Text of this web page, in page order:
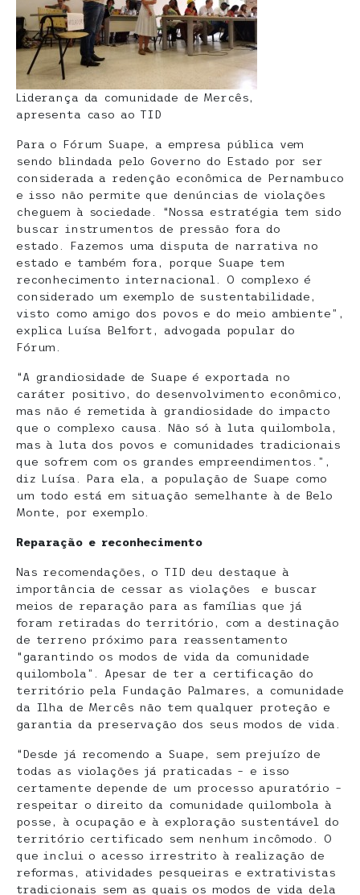
Liderança da comunidade de Mercês,
apresenta caso ao TID
Para o Fórum Suape, a empresa pública vem
sendo blindada pelo Governo do Estado por ser
considerada a redenção econômica de Pernambuco
e isso não permite que denúncias de violações
cheguem à sociedade. “Nossa estratégia tem sido
buscar instrumentos de pressão fora do
estado. Fazemos uma disputa de narrativa no
estado e também fora, porque Suape tem
reconhecimento internacional. O complexo é
considerado um exemplo de sustentabilidade,
visto como amigo dos povos e do meio ambiente”,
explica Luísa Belfort, advogada popular do
Fórum.
“A grandiosidade de Suape é exportada no
caráter positivo, do desenvolvimento econômico,
mas não é remetida à grandiosidade do impacto
que o complexo causa. Não só à luta quilombola,
mas à luta dos povos e comunidades tradicionais
que sofrem com os grandes empreendimentos.”,
diz Luísa. Para ela, a população de Suape como
um todo está em situação semelhante à de Belo
Monte, por exemplo.
Reparação e reconhecimento
Nas recomendações, o TID deu destaque à
importância de cessar as violações e buscar
meios de reparação para as famílias que já
foram retiradas do território, com a destinação
de terreno próximo para reassentamento
“garantindo os modos de vida da comunidade
quilombola”. Apesar de ter a certificação do
território pela Fundação Palmares, a comunidade
da Ilha de Mercês não tem qualquer proteção e
garantia da preservação dos seus modos de vida.
“Desde já recomendo a Suape, sem prejuízo de
todas as violações já praticadas – e isso
certamente depende de um processo apuratório –
respeitar o direito da comunidade quilombola à
posse, à ocupação e à exploração sustentável do
território certificado sem nenhum incômodo. O
que inclui o acesso irrestrito à realização de
reformas, atividades pesqueiras e extrativistas
tradicionais sem as quais os modos de vida dela